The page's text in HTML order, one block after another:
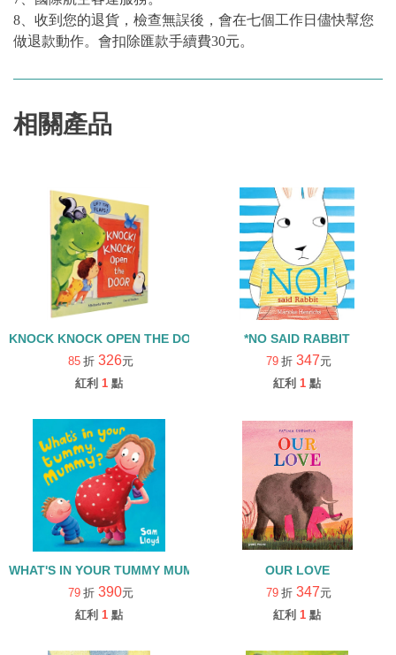
8、收到您的退貨，檢查無誤後，會在七個工作日儘快幫您
做退款動作。會扣除匯款手續費30元。
相關產品
KNOCK KNOCK OPEN THE DOOR(中譯：叩叩叩！是誰在敲門)/大
85 折 326元
紅利 1 點
*NO SAID RABBIT
79 折 347元
紅利 1 點
WHAT'S IN YOUR TUMMY MUMMY/翻翻書/母親節
79 折 390元
紅利 1 點
OUR LOVE
79 折 347元
紅利 1 點